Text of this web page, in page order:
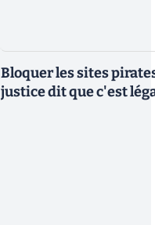
Bloquer les sites
justice dit que c'est